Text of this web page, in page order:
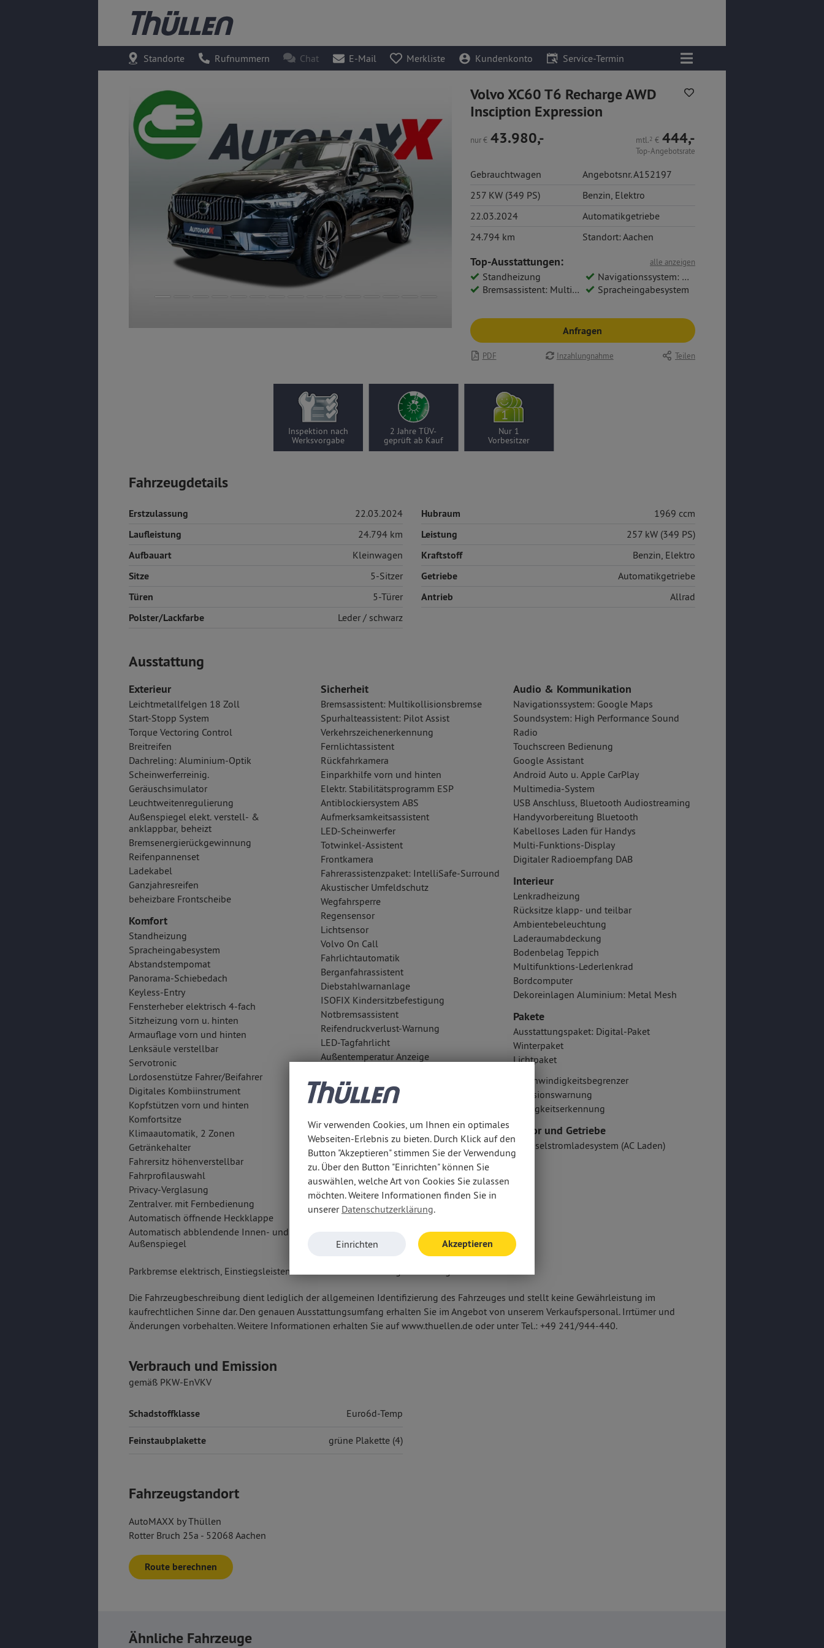
Standorte Rufnummern Chat E-Mail Merkliste Kundenkonto Service-Termin
Volvo XC60 T6 Recharge AWD
Insciption Expression
nur € 43.980,- mtl.2 € 444,-
Top-Angebotsrate
Gebrauchtwagen
Angebotsnr. A152197
257 KW (349 PS)
Benzin, Elektro
22.03.2024
Automatikgetriebe
24.794 km
Standort: Aachen
alle anzeigen
Top-Ausstattungen:
Standheizung
Navigationssystem: Google Maps
Bremsassistent: Multikollisionsbremse
Spracheingabesystem
Anfragen
PDF Inzahlungnahme Teilen
Inspektion nach
Werksvorgabe
2 Jahre TÜV-
geprüft ab Kauf
Nur 1
Vorbesitzer
Fahrzeugdetails
Erstzulassung 22.03.2024
Laufleistung 24.794 km
Aufbauart Kleinwagen
Sitze 5-Sitzer
Türen 5-Türer
Polster/Lackfarbe Leder / schwarz
Hubraum 1969 ccm
Leistung 257 kW (349 PS)
Kraftstoff Benzin, Elektro
Getriebe Automatikgetriebe
Antrieb Allrad
Ausstattung
Exterieur
Leichtmetallfelgen 18 Zoll
Start-Stopp System
Torque Vectoring Control
Breitreifen
Dachreling: Aluminium-Optik
Scheinwerferreinig.
Geräuschsimulator
Leuchtweitenregulierung
Außenspiegel elekt. verstell- &
anklappbar, beheizt
Bremsenergierückgewinnung
Reifenpannenset
Ladekabel
Ganzjahresreifen
beheizbare Frontscheibe
Komfort
Standheizung
Spracheingabesystem
Abstandstempomat
Panorama-Schiebedach
Keyless-Entry
Fensterheber elektrisch 4-fach
Sitzheizung vorn u. hinten
Armauflage vorn und hinten
Lenksäule verstellbar
Servotronic
Lordosenstütze Fahrer/Beifahrer
Digitales Kombiinstrument
Kopfstützen vorn und hinten
Komfortsitze
Klimaautomatik, 2 Zonen
Getränkehalter
Fahrersitz höhenverstellbar
Fahrprofilauswahl
Privacy-Verglasung
Zentralver. mit Fernbedienung
Automatisch öffnende Heckklappe
Automatisch abblendende Innen- und
Außenspiegel
Sicherheit
Bremsassistent: Multikollisionsbremse
Spurhalteassistent: Pilot Assist
Verkehrszeichenerkennung
Fernlichtassistent
Rückfahrkamera
Einparkhilfe vorn und hinten
Elektr. Stabilitätsprogramm ESP
Antiblockiersystem ABS
Aufmerksamkeitsassistent
LED-Scheinwerfer
Totwinkel-Assistent
Frontkamera
Fahrerassistenzpaket: IntelliSafe-Surround
Akustischer Umfeldschutz
Wegfahrsperre
Regensensor
Lichtsensor
Volvo On Call
Fahrlichtautomatik
Berganfahrassistent
Diebstahlwarnanlage
ISOFIX Kindersitzbefestigung
Notbremsassistent
Reifendruckverlust-Warnung
LED-Tagfahrlicht
Außentemperatur Anzeige
Traktionskontrolle
Airbags
Knieairbag Fahrer
Kopfairbag vorn und hinten
Seitenairbag vorn
Fahrer- /Beifahrerairbag
Audio & Kommunikation
Navigationssystem: Google Maps
Soundsystem: High Performance Sound
Radio
Touchscreen Bedienung
Google Assistant
Android Auto u. Apple CarPlay
Multimedia-System
USB Anschluss, Bluetooth Audiostreaming
Handyvorbereitung Bluetooth
Kabelloses Laden für Handys
Multi-Funktions-Display
Digitaler Radioempfang DAB
Interieur
Lenkradheizung
Rücksitze klapp- und teilbar
Ambientebeleuchtung
Laderaumabdeckung
Bodenbelag Teppich
Multifunktions-Lederlenkrad
Bordcomputer
Dekoreinlagen Aluminium: Metal Mesh
Pakete
Ausstattungspaket: Digital-Paket
Winterpaket
Lichtpaket
Geschwindigkeitsbegrenzer
Kollisionswarnung
Müdigkeitserkennung
Motor und Getriebe
Wechselstromladesystem (AC Laden)
Parkbremse elektrisch, Einstiegsleisten in Aluminium mit Recharge Schriftzug
Die Fahrzeugbeschreibung dient lediglich der allgemeinen Identifizierung des Fahrzeuges und stellt keine Gewährleistung im
kaufrechtlichen Sinne dar. Den genauen Ausstattungsumfang erhalten Sie im Angebot von unserem Verkaufspersonal. Irrtümer und
Änderungen vorbehalten. Weitere Informationen erhalten Sie auf www.thuellen.de oder unter Tel.: +49 241/944-440.
Verbrauch und Emission
gemäß PKW-EnVKV
Schadstoffklasse Euro6d-Temp
Feinstaubplakette grüne Plakette (4)
Fahrzeugstandort
AutoMAXX by Thüllen
Rotter Bruch 25a - 52068 Aachen
Route berechnen
Ähnliche Fahrzeuge
Wir verwenden Cookies, um Ihnen ein optimales
Webseiten-Erlebnis zu bieten. Durch Klick auf den
Button "Akzeptieren" stimmen Sie der Verwendung
zu. Über den Button "Einrichten" können Sie
auswählen, welche Art von Cookies Sie zulassen
möchten. Weitere Informationen finden Sie in
unserer Datenschutzerklärung.
Einrichten Akzeptieren